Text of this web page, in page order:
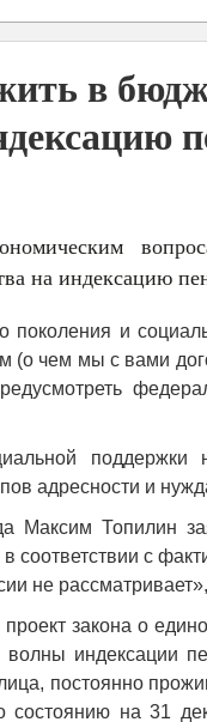
в
на индексацию
и
чем мы с вами
поддержки
адресности и
Максим Топилин
соответствии с
не
закона о
волны индексации
постоянно
на 31